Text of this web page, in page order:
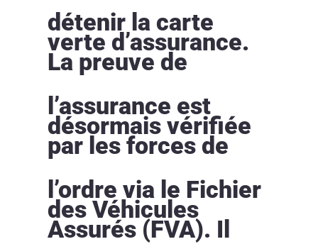
détenir la carte
verte d’assurance.
La preuve de
l’assurance est
désormais vérifiée
par les forces de
l’ordre via le Fichier
des Véhicules
Assurés (FVA). Il